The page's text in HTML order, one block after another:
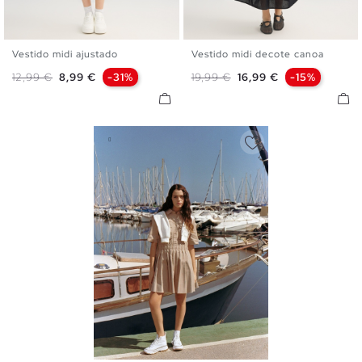
Vestido midi ajustado
Preço normal
12,99 € Preço
8,99 € -31%
Vestido midi decote canoa
Preço normal
19,99 € Preço
16,99 € -15%